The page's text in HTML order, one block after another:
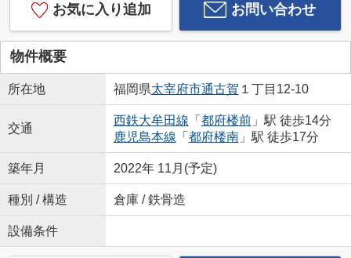
お気に入り追加 お問い合わせ
物件概要
所在地 福岡県太宰府市通古賀 １丁目12-10
交通
西鉄大牟田線 「 都府楼前」駅 徒歩14分
鹿児島本線 「 都府楼南」駅 徒歩17分
築年月 2022年 11月(予定)
種別 / 構造 倉庫 / 鉄骨造
設備条件